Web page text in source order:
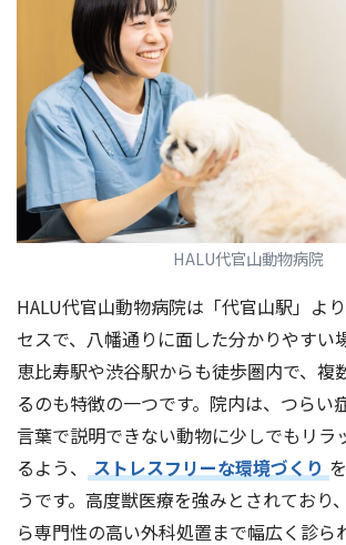
HALU代官山動物病院
HALU代官山動物病院は「代官山駅」よ
セスで、八幡通りに面した分かりやすい
恵比寿駅や渋谷駅からも徒歩圏内で、複
るのも特徴の一つです。院内は、つらい
言葉で説明できない動物に少しでもリラ
るよう、
ストレスフリーな環境づくり
うです。高度獣医療を強みとされており
ら専門性の高い外科処置まで幅広く診ら